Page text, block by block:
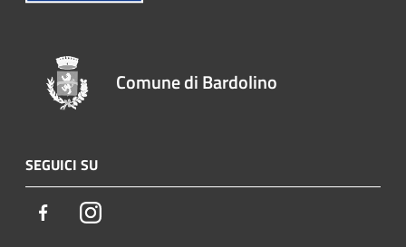
Comune di Bardolino
SEGUICI SU
FacebookInstagram